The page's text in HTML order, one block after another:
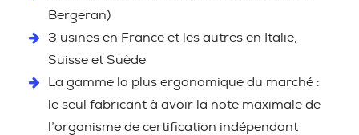
Bergeran)
3 usines en France et les autres en Italie,
Suisse et Suède
La gamme la plus ergonomique du marché :
le seul fabricant à avoir la note maximale de
l’organisme de certification indépendant